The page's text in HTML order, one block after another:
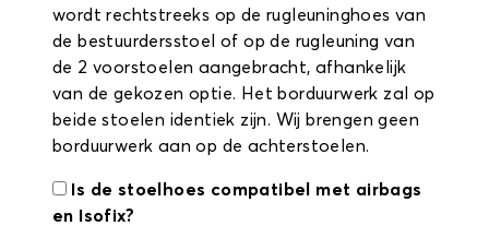
wordt rechtstreeks op de rugleuninghoes van
de bestuurdersstoel of op de rugleuning van
de 2 voorstoelen aangebracht, afhankelijk
van de gekozen optie. Het borduurwerk zal op
beide stoelen identiek zijn. Wij brengen geen
borduurwerk aan op de achterstoelen.
Is de stoelhoes compatibel met airbags
en Isofix?